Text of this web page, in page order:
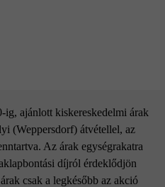
ajánlott kiskereskedelmi árak
(Weppersdorf) átvétellel, az
Az árak egységrakatra
díjról érdeklődjön
csak a legkésőbb az akció